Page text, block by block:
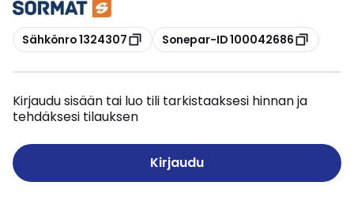
Kopioi
Sähkönro 1324307 Kopioi
Sonepar-ID 100042686
Kirjaudu sisään tai luo tili tarkistaaksesi hinnan ja
tehdäksesi tilauksen
Kirjaudu